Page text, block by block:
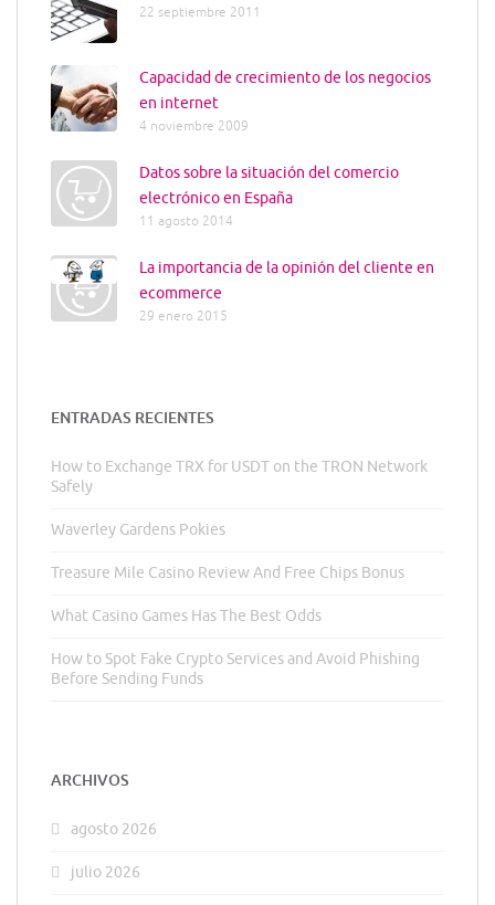
22 septiembre 2011
Capacidad de crecimiento de los negocios
en internet
4 noviembre 2009
Datos sobre la situación del comercio
electrónico en España
11 agosto 2014
La importancia de la opinión del cliente en
ecommerce
29 enero 2015
ENTRADAS RECIENTES
How to Exchange TRX for USDT on the TRON Network
Safely
Waverley Gardens Pokies
Treasure Mile Casino Review And Free Chips Bonus
What Casino Games Has The Best Odds
How to Spot Fake Crypto Services and Avoid Phishing
Before Sending Funds
ARCHIVOS
agosto 2026
julio 2026